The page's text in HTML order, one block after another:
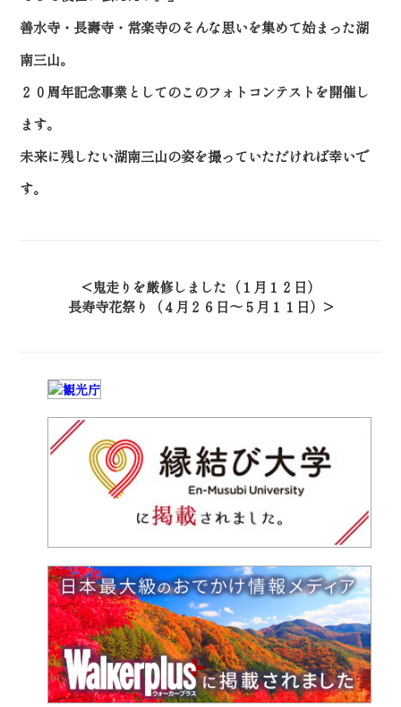
善水寺・長壽寺・常楽寺のそんな思いを集めて始まった湖
南三山。
２０周年記念事業としてのこのフォトコンテストを開催し
ます。
未来に残したい湖南三山の姿を撮っていただければ幸いで
す。
鬼走りを厳修しました（１月１２日）
長寿寺花祭り（４月２６日～５月１１日）